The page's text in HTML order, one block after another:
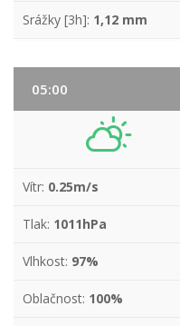
Srážky [3h]: 1,12 mm
05:00
Vítr: 0.25m/s
Tlak: 1011hPa
Vlhkost: 97%
Oblačnost: 100%